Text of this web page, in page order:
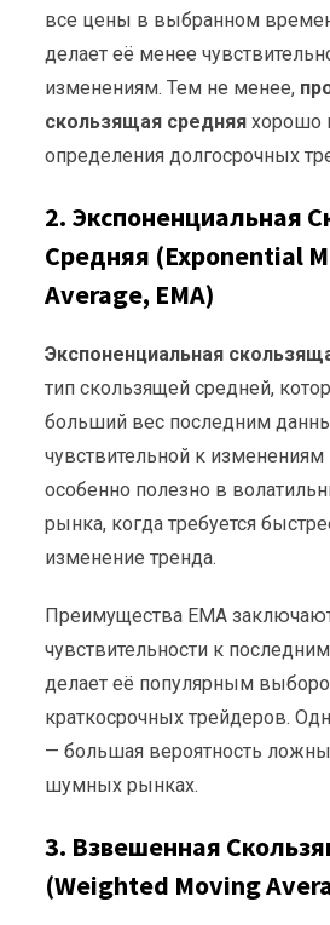
все цены в выбранном
делает её менее
изменениям. Тем не менее,
скользящая средняя хорошо
определения долгосрочных
2. Экспоненциальная
Средняя (Exponential
Average, EMA)
Экспоненциальная
тип скользящей средней,
больший вес последним
чувствительной к
особенно полезно в
рынка, когда требуется
изменение тренда.
Преимущества EMA
чувствительности к
делает её популярным
краткосрочных трейдеров.
— большая вероятность
шумных рынках.
3. Взвешенная
(Weighted Moving